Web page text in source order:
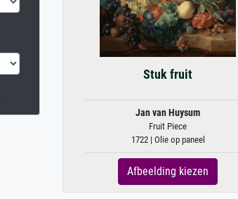
Stuk fruit
Jan van Huysum
Fruit Piece
1722 | Olie op paneel
Afbeelding kiezen